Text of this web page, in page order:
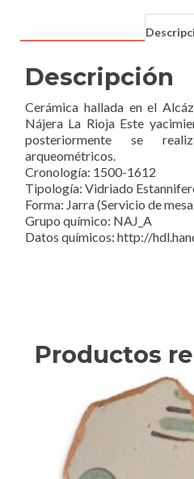
Descripción
Cerámica hallada en el
Nájera La Rioja Este
posteriormente se
arqueométricos.
Cronología: 1500-1612
Tipología: Vidriado
Forma: Jarra (Servicio de
Grupo químico: NAJ_A
Datos químicos: http://
Productos